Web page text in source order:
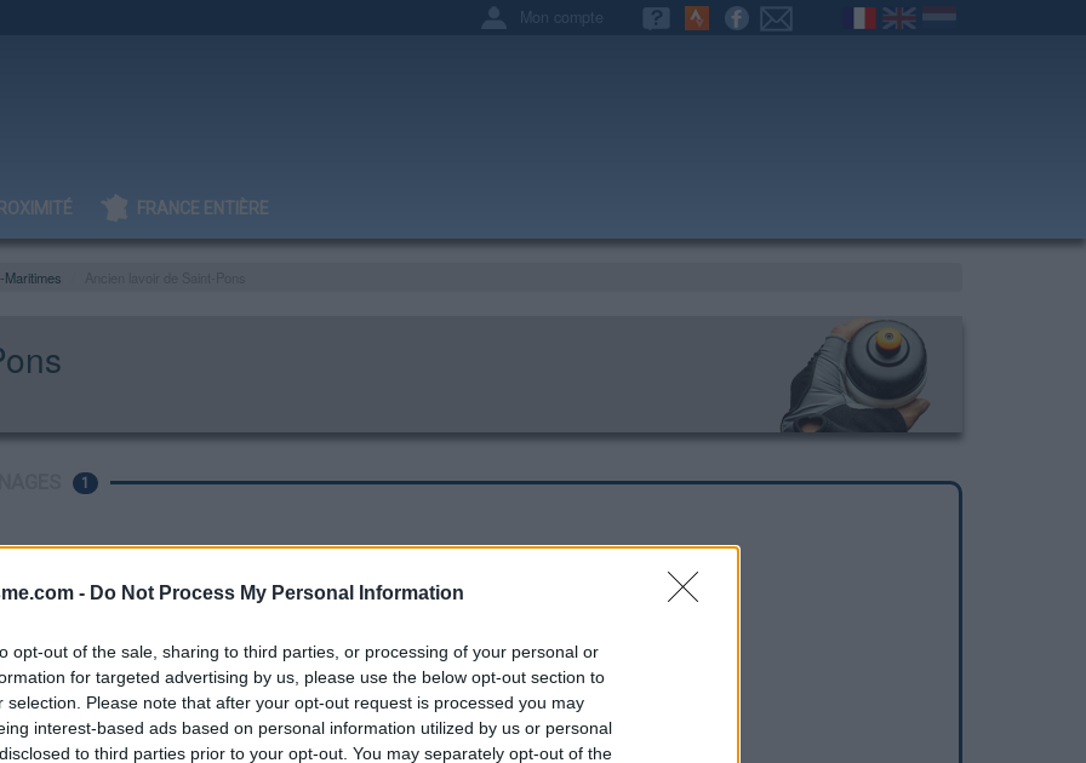
- Do Not Process My Personal Information
opt-out of the sale, sharing to third parties, or processing of your personal or
for targeted advertising by us, please use the below opt-out section to
selection. Please note that after your opt-out request is processed you may
interest-based ads based on personal information utilized by us or personal
to third parties prior to your opt-out. You may separately opt-out of the
Mon compte
FRANCE ENTIÈRE
Maritimes
1
Maritimes)
Afficher la carte